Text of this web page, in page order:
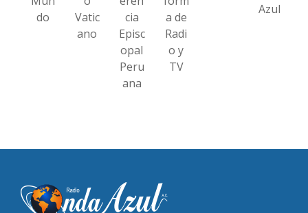
do
Vatic
ano
cia
Episc
opal
Peru
ana
a de
Radi
o y
TV
Azul